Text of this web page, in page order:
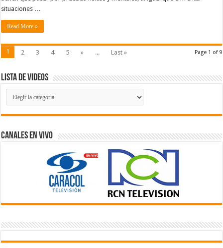
situaciones …
Read More »
Page 1 of 9
1 2 3 4 5 » ... Last »
Lista de Videos
Lista
de
Videos
Canales En Vivo